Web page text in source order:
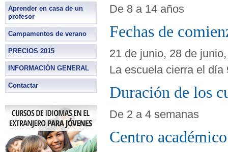
Aprender en casa de un
profesor
Campamentos de verano
PRECIOS 2015
INFORMACIÓN GENERAL
Contactar
De 8 a 14 años
Fechas de
21 de junio, 28 de
La escuela cierra el día
Duración de los
De 2 a 4 semanas
Centro académico